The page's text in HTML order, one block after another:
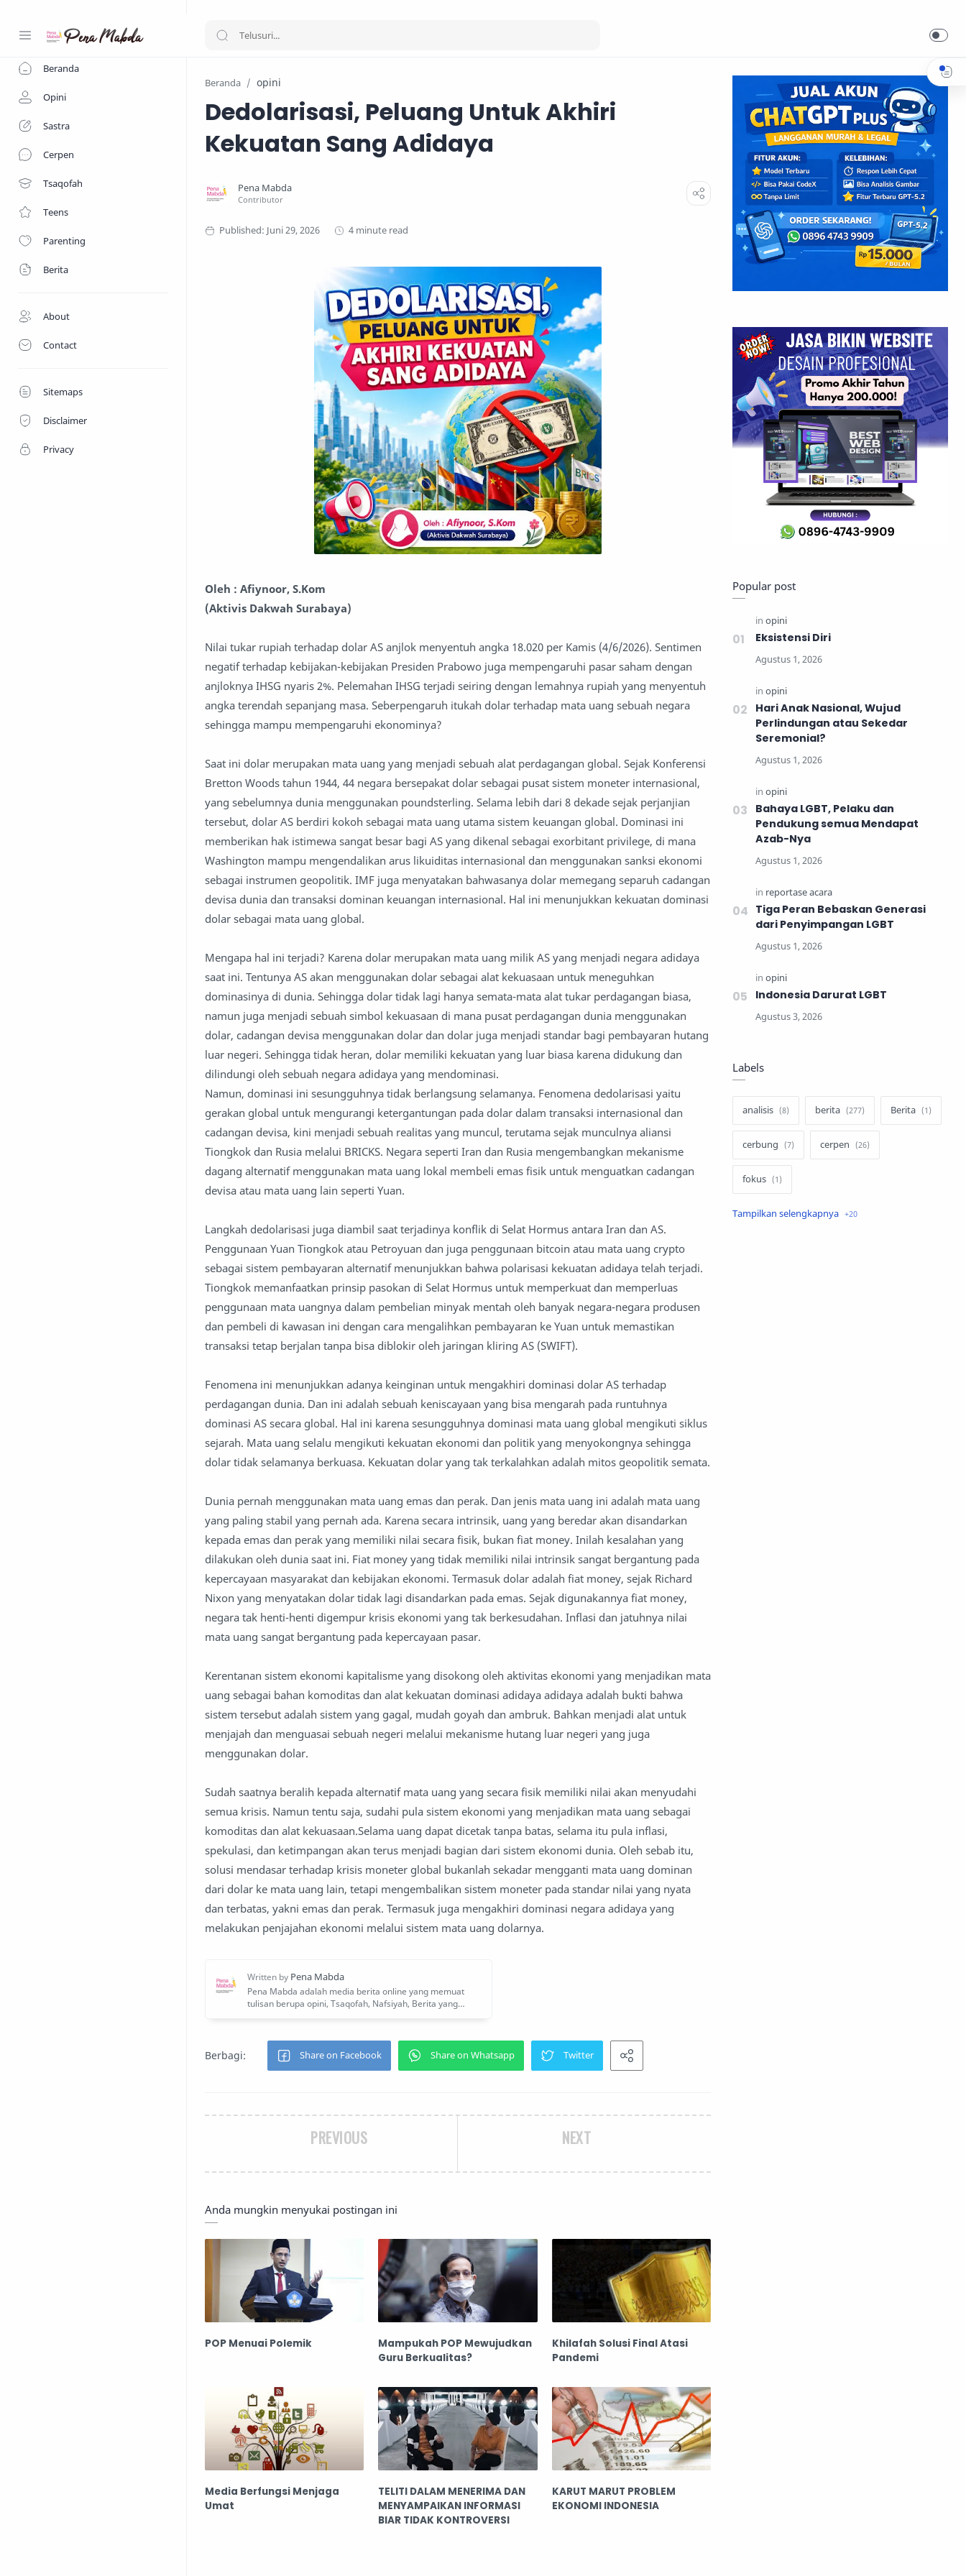
Beranda
Opini
Sastra
Cerpen
Tsaqofah
Teens
Parenting
Berita
About
Contact
Sitemaps
Disclaimer
Privacy
Beranda opini
Dedolarisasi, Peluang Untuk Akhiri
Kekuatan Sang Adidaya
4 minute read
Oleh : Afiynoor, S.Kom
(Aktivis Dakwah Surabaya)
Nilai tukar rupiah terhadap dolar AS anjlok menyentuh angka 18.020 per Kamis (4/6/2026). Sentimen
negatif terhadap kebijakan-kebijakan Presiden Prabowo juga mempengaruhi pasar saham dengan
anjloknya IHSG nyaris 2%. Pelemahan IHSG terjadi seiring dengan lemahnya rupiah yang menyentuh
angka terendah sepanjang masa. Seberpengaruh itukah dolar terhadap mata uang sebuah negara
sehingga mampu mempengaruhi ekonominya?
Saat ini dolar merupakan mata uang yang menjadi sebuah alat perdagangan global. Sejak Konferensi
Bretton Woods tahun 1944, 44 negara bersepakat dolar sebagai pusat sistem moneter internasional,
yang sebelumnya dunia menggunakan poundsterling. Selama lebih dari 8 dekade sejak perjanjian
tersebut, dolar AS berdiri kokoh sebagai mata uang utama sistem keuangan global. Dominasi ini
memberikan hak istimewa sangat besar bagi AS yang dikenal sebagai exorbitant privilege, di mana
Washington mampu mengendalikan arus likuiditas internasional dan menggunakan sanksi ekonomi
sebagai instrumen geopolitik. IMF juga menyatakan bahwasanya dolar memegang separuh cadangan
devisa dunia dan transaksi dominan keuangan internasional. Hal ini menunjukkan kekuatan dominasi
dolar sebagai mata uang global.
Mengapa hal ini terjadi? Karena dolar merupakan mata uang milik AS yang menjadi negara adidaya
saat ini. Tentunya AS akan menggunakan dolar sebagai alat kekuasaan untuk meneguhkan
dominasinya di dunia. Sehingga dolar tidak lagi hanya semata-mata alat tukar perdagangan biasa,
namun juga menjadi sebuah simbol kekuasaan di mana pusat perdagangan dunia menggunakan
dolar, cadangan devisa menggunakan dolar dan dolar juga menjadi standar bagi pembayaran hutang
luar negeri. Sehingga tidak heran, dolar memiliki kekuatan yang luar biasa karena didukung dan
dilindungi oleh sebuah negara adidaya yang mendominasi.
Namun, dominasi ini sesungguhnya tidak berlangsung selamanya. Fenomena dedolarisasi yaitu
gerakan global untuk mengurangi ketergantungan pada dolar dalam transaksi internasional dan
cadangan devisa, kini menjadi sebuah realitas yang muncul, terutama sejak munculnya aliansi
Tiongkok dan Rusia melalui BRICKS. Negara seperti Iran dan Rusia mengembangkan mekanisme
dagang alternatif menggunakan mata uang lokal membeli emas fisik untuk menguatkan cadangan
devisa atau mata uang lain seperti Yuan.
Langkah dedolarisasi juga diambil saat terjadinya konflik di Selat Hormus antara Iran dan AS.
Penggunaan Yuan Tiongkok atau Petroyuan dan juga penggunaan bitcoin atau mata uang crypto
sebagai sistem pembayaran alternatif menunjukkan bahwa polarisasi kekuatan adidaya telah terjadi.
Tiongkok memanfaatkan prinsip pasokan di Selat Hormus untuk memperkuat dan memperluas
penggunaan mata uangnya dalam pembelian minyak mentah oleh banyak negara-negara produsen
dan pembeli di kawasan ini dengan cara mengalihkan pembayaran ke Yuan untuk memastikan
transaksi tetap berjalan tanpa bisa diblokir oleh jaringan kliring AS (SWIFT).
Fenomena ini menunjukkan adanya keinginan untuk mengakhiri dominasi dolar AS terhadap
perdagangan dunia. Dan ini adalah sebuah keniscayaan yang bisa mengarah pada runtuhnya
dominasi AS secara global. Hal ini karena sesungguhnya dominasi mata uang global mengikuti siklus
sejarah. Mata uang selalu mengikuti kekuatan ekonomi dan politik yang menyokongnya sehingga
dolar tidak selamanya berkuasa. Kekuatan dolar yang tak terkalahkan adalah mitos geopolitik semata.
Dunia pernah menggunakan mata uang emas dan perak. Dan jenis mata uang ini adalah mata uang
yang paling stabil yang pernah ada. Karena secara intrinsik, uang yang beredar akan disandarkan
kepada emas dan perak yang memiliki nilai secara fisik, bukan fiat money. Inilah kesalahan yang
dilakukan oleh dunia saat ini. Fiat money yang tidak memiliki nilai intrinsik sangat bergantung pada
kepercayaan masyarakat dan kebijakan ekonomi. Termasuk dolar adalah fiat money, sejak Richard
Nixon yang menyatakan dolar tidak lagi disandarkan pada emas. Sejak digunakannya fiat money,
negara tak henti-henti digempur krisis ekonomi yang tak berkesudahan. Inflasi dan jatuhnya nilai
mata uang sangat bergantung pada kepercayaan pasar.
Kerentanan sistem ekonomi kapitalisme yang disokong oleh aktivitas ekonomi yang menjadikan mata
uang sebagai bahan komoditas dan alat kekuatan dominasi adidaya adidaya adalah bukti bahwa
sistem tersebut adalah sistem yang gagal, mudah goyah dan ambruk. Bahkan menjadi alat untuk
menjajah dan menguasai sebuah negeri melalui mekanisme hutang luar negeri yang juga
menggunakan dolar.
Sudah saatnya beralih kepada alternatif mata uang yang secara fisik memiliki nilai akan menyudahi
semua krisis. Namun tentu saja, sudahi pula sistem ekonomi yang menjadikan mata uang sebagai
komoditas dan alat kekuasaan.Selama uang dapat dicetak tanpa batas, selama itu pula inflasi,
spekulasi, dan ketimpangan akan terus menjadi bagian dari sistem ekonomi dunia. Oleh sebab itu,
solusi mendasar terhadap krisis moneter global bukanlah sekadar mengganti mata uang dominan
dari dolar ke mata uang lain, tetapi mengembalikan sistem moneter pada standar nilai yang nyata
dan terbatas, yakni emas dan perak. Termasuk juga mengakhiri dominasi negara adidaya yang
melakukan penjajahan ekonomi melalui sistem mata uang dolarnya.
NEXT
PREVIOUS
Anda mungkin menyukai postingan ini
POP Menuai Polemik
Mampukah POP Mewujudkan
Guru Berkualitas?
Khilafah Solusi Final Atasi
Pandemi
Media Berfungsi Menjaga
Umat
TELITI DALAM MENERIMA DAN
MENYAMPAIKAN INFORMASI
BIAR TIDAK KONTROVERSI
KARUT MARUT PROBLEM
EKONOMI INDONESIA
Popular post
Eksistensi Diri
Hari Anak Nasional, Wujud
Perlindungan atau Sekedar
Seremonial?
Bahaya LGBT, Pelaku dan
Pendukung semua Mendapat
Azab-Nya
Tiga Peran Bebaskan Generasi
dari Penyimpangan LGBT
Indonesia Darurat LGBT
Labels
analisis berita Berita
cerbung cerpen
fokus
hukum internasional